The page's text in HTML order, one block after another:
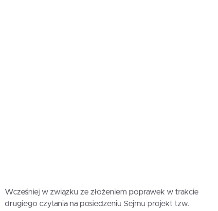
Wcześniej w związku ze złożeniem poprawek w trakcie
drugiego czytania na posiedzeniu Sejmu projekt tzw.